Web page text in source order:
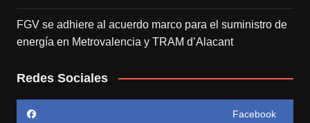
FGV se adhiere al acuerdo marco para el suministro de
energía en Metrovalencia y TRAM d’Alacant
Redes Sociales
Facebook